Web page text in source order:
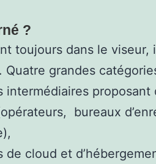
?
toujours dans le
Quatre grandes
intermédiaires
bureaux
de cloud et